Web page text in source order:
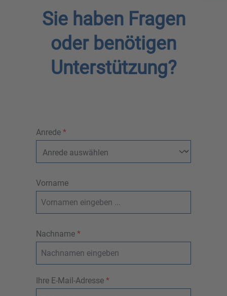
Sie haben Fragen
oder benötigen
Unterstützung?
Anrede *
Vorname
Nachname *
Ihre E-Mail-Adresse *